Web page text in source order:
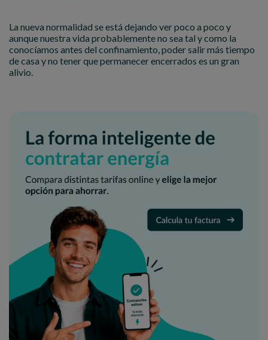
La nueva normalidad se está dejando ver poco a poco y
aunque nuestra vida probablemente no sea tal y como la
conocíamos antes del confinamiento, poder salir más tiempo
de casa y no tener que permanecer encerrados es un gran
alivio.